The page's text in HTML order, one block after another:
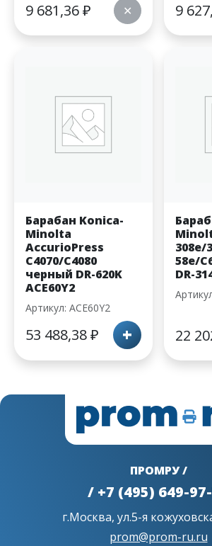
9 681,36₽ ✕ 9
Барабан Konica-
Minolta
AccurioPress
C4070/C4080
черный DR-620K
ACE60Y2
Артикул: ACE60Y2
53 488,38₽ +
308e/
58e/
DR-
22
ПРОМРУ /
/ +7 (495) 649-
г.Москва, ул.5-я
prom@prom-ru.ru